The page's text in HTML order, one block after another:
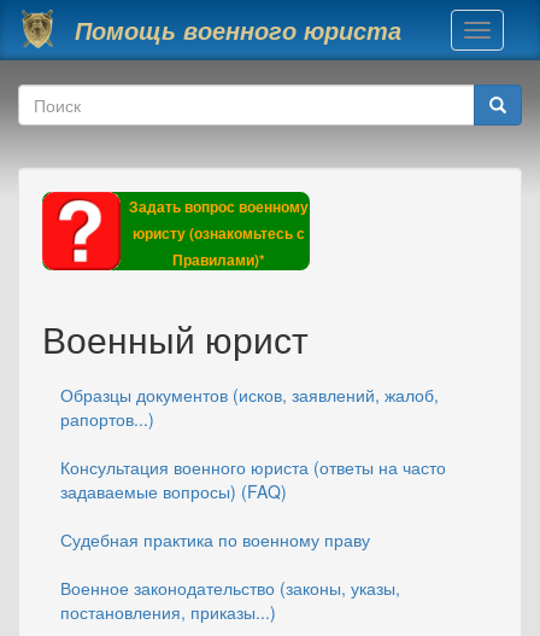
Перейти к основному содержанию
Помощь военного юриста
Toggle
Форма поиска
Поиск
Задать вопрос военному
юристу (ознакомьтесь с
Правилами)*
Военный юрист
Образцы документов (исков, заявлений, жалоб,
рапортов...)
Консультация военного юриста (ответы на часто
задаваемые вопросы) (FAQ)
Судебная практика по военному праву
Военное законодательство (законы, указы,
постановления, приказы...)